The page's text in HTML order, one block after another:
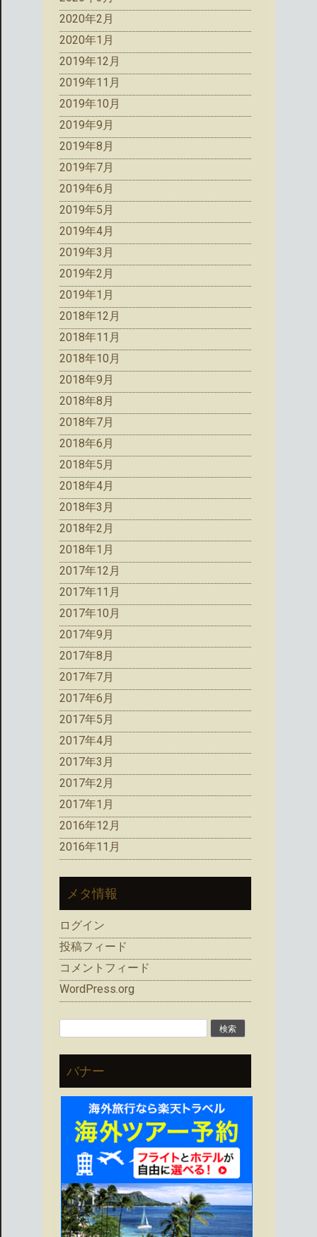
2020年2月
2020年1月
2019年12月
2019年11月
2019年10月
2019年9月
2019年8月
2019年7月
2019年6月
2019年5月
2019年4月
2019年3月
2019年2月
2019年1月
2018年12月
2018年11月
2018年10月
2018年9月
2018年8月
2018年7月
2018年6月
2018年5月
2018年4月
2018年3月
2018年2月
2018年1月
2017年12月
2017年11月
2017年10月
2017年9月
2017年8月
2017年7月
2017年6月
2017年5月
2017年4月
2017年3月
2017年2月
2017年1月
2016年12月
2016年11月
メタ情報
ログイン
投稿フィード
コメントフィード
WordPress.org
バナー